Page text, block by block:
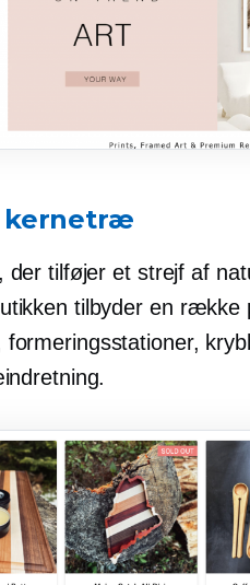
kernetræ
tilføjer et strejf af
tilbyder en række